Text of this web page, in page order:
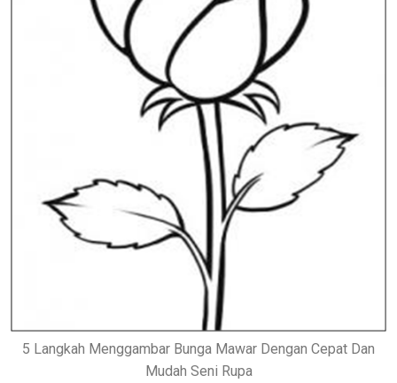
5 Langkah Menggambar Bunga Mawar Dengan Cepat Dan
Mudah Seni Rupa